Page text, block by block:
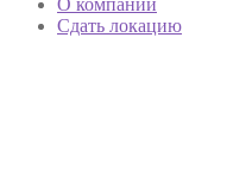
О компании
Сдать локацию